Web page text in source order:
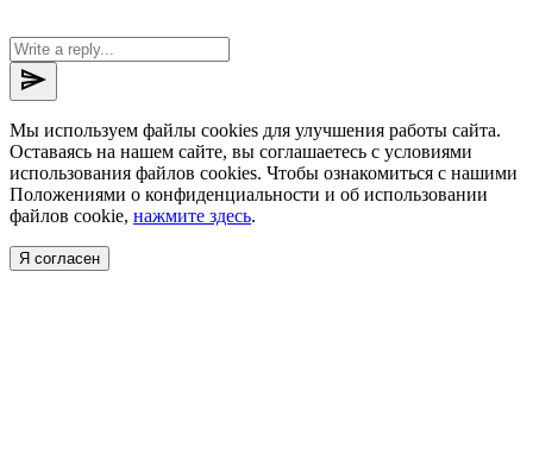
send
Мы используем файлы cookies для улучшения работы сайта.
Оставаясь на нашем сайте, вы соглашаетесь с условиями
использования файлов cookies. Чтобы ознакомиться с нашими
Положениями о конфиденциальности и об использовании
файлов cookie, нажмите здесь.
Я согласен